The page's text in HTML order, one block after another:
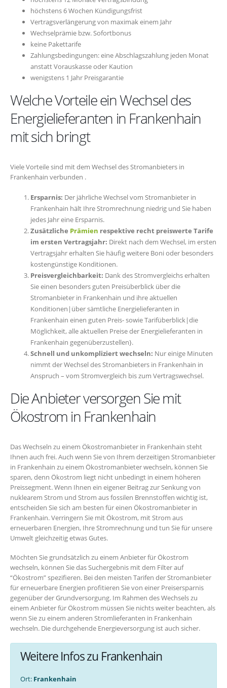
höchstens 6 Wochen Kündigungsfrist
Vertragsverlängerung von maximak einem Jahr
Wechselprämie bzw. Sofortbonus
keine Pakettarife
Zahlungsbedingungen: eine Abschlagszahlung jeden Monat
anstatt Vorauskasse oder Kaution
wenigstens 1 Jahr Preisgarantie
Welche Vorteile ein Wechsel des
Energielieferanten in Frankenhain
mit sich bringt
Viele Vorteile sind mit dem Wechsel des Stromanbieters in
Frankenhain verbunden .
Ersparnis: Der jährliche Wechsel vom Stromanbieter in
Frankenhain hält Ihre Stromrechnung niedrig und Sie haben
jedes Jahr eine Ersparnis.
Zusätzliche Prämien respektive recht preiswerte Tarife
im ersten Vertragsjahr: Direkt nach dem Wechsel, im ersten
Vertragsjahr erhalten Sie häufig weitere Boni oder besonders
kostengünstige Konditionen.
Preisvergleichbarkeit: Dank des Stromvergleichs erhalten
Sie einen besonders guten Preisüberblick über die
Stromanbieter in Frankenhain und ihre aktuellen
Konditionen|über sämtliche Energielieferanten in
Frankenhain einen guten Preis- sowie Tarifüberblick|die
Möglichkeit, alle aktuellen Preise der Energielieferanten in
Frankenhain gegenüberzustellen}.
Schnell und unkompliziert wechseln: Nur einige Minuten
nimmt der Wechsel des Stromanbieters in Frankenhain in
Anspruch – vom Stromvergleich bis zum Vertragswechsel.
Die Anbieter versorgen Sie mit
Ökostrom in Frankenhain
Das Wechseln zu einem Ökostromanbieter in Frankenhain steht
Ihnen auch frei. Auch wenn Sie von Ihrem derzeitigen Stromanbieter
in Frankenhain zu einem Ökostromanbieter wechseln, können Sie
sparen, denn Ökostrom liegt nicht unbedingt in einem höheren
Preissegment. Wenn Ihnen ein eigener Beitrag zur Senkung von
nuklearem Strom und Strom aus fossilen Brennstoffen wichtig ist,
entscheiden Sie sich am besten für einen Ökostromanbieter in
Frankenhain. Verringern Sie mit Ökostrom, mit Strom aus
erneuerbaren Energien, Ihre Stromrechnung und tun Sie für unsere
Umwelt gleichzeitig etwas Gutes.
Möchten Sie grundsätzlich zu einem Anbieter für Ökostrom
wechseln, können Sie das Suchergebnis mit dem Filter auf
“Ökostrom” spezifieren. Bei den meisten Tarifen der Stromanbieter
für erneuerbare Energien profitieren Sie von einer Preisersparnis
gegenüber der Grundversorgung. Im Rahmen des Wechsels zu
einem Anbieter für Ökostrom müssen Sie nichts weiter beachten, als
wenn Sie zu einem anderen Stromlieferanten in Frankenhain
wechseln. Die durchgehende Energieversorgung ist auch sicher.
Weitere Infos zu Frankenhain
Ort: Frankenhain